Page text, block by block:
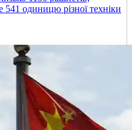
одиницю різної техніки